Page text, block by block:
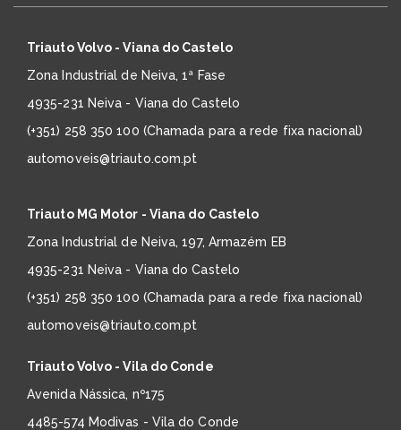
Triauto Volvo - Viana do Castelo
Zona Industrial de Neiva, 1ª Fase
4935-231 Neiva - Viana do Castelo
(+351) 258 350 100 (Chamada para a rede fixa nacional)
automoveis@triauto.com.pt
Triauto MG Motor - Viana do Castelo
Zona Industrial de Neiva, 197, Armazém EB
4935-231 Neiva - Viana do Castelo
(+351) 258 350 100 (Chamada para a rede fixa nacional)
automoveis@triauto.com.pt
Triauto Volvo - Vila do Conde
Avenida Nássica, nº175
4485-574 Modivas - Vila do Conde